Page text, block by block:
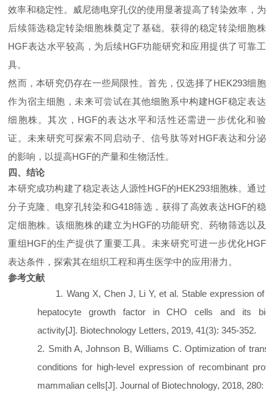
效率和稳定性。威尼德电穿孔仪的使用显著提高了转染效率，为
后续筛选稳定转染细胞株奠定了基础。获得的稳定转染细胞株
HGF表达水平较高，为后续HGF功能研究和应用提供了可靠工
具。
然而，本研究仍存在一些局限性。首先，仅选择了HEK293细胞
作为宿主细胞，未来可尝试在其他细胞系中构建HGF稳定表达
细胞株。其次，HGF的表达水平和活性还需进一步优化和验
证。未来研究可探索不同启动子、信号肽等对HGF表达和分泌
的影响，以提高HGF的产量和生物活性。
四、结论
本研究成功构建了稳定表达人源性HGF的HEK293细胞株。通过
分子克隆、电穿孔转染和G418筛选，获得了高效表达HGF的稳
定细胞株。该细胞株的建立为HGF的功能研究、药物筛选以及
重组HGF的生产提供了重要工具。未来研究可进一步优化HGF
表达条件，探索其在组织工程和再生医学中的应用潜力。
参考文献
1. Wang X, Chen J, Li Y, et al. Stable expression of
hepatocyte growth factor in CHO cells and its
activity[J]. Biotechnology Letters, 2019, 41(3): 345-352.
2. Smith A, Johnson B, Williams C. Optimization of
conditions for high-level expression of recombinant
mammalian cells[J]. Journal of Biotechnology, 2018, 280: